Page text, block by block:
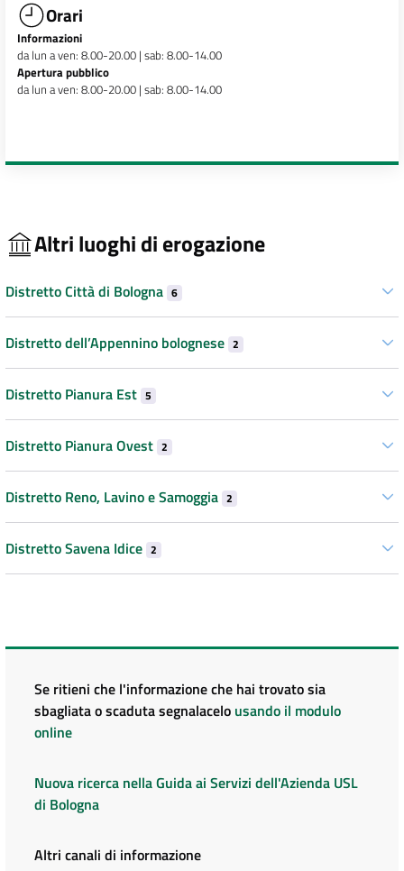
Orari
Informazioni
da lun a ven: 8.00-20.00 | sab: 8.00-14.00
Apertura pubblico
da lun a ven: 8.00-20.00 | sab: 8.00-14.00
Altri luoghi di erogazione
Distretto Città di Bologna 6
Distretto dell’Appennino bolognese 2
Distretto Pianura Est 5
Distretto Pianura Ovest 2
Distretto Reno, Lavino e Samoggia 2
Distretto Savena Idice 2
Se ritieni che l'informazione che hai trovato sia
sbagliata o scaduta segnalacelo usando il modulo
online
Nuova ricerca nella Guida ai Servizi dell'Azienda USL
di Bologna
Altri canali di informazione